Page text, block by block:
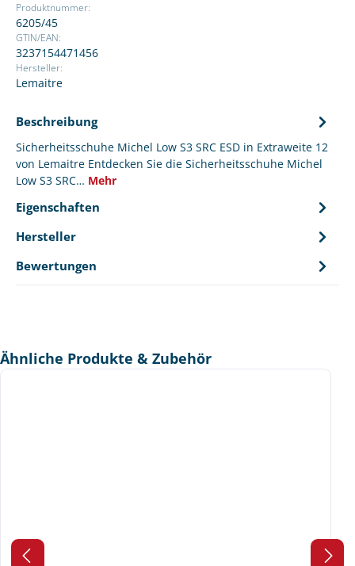
Produktnummer:
6205/45
GTIN/EAN:
3237154471456
Hersteller:
Lemaitre
Beschreibung
Sicherheitsschuhe Michel Low S3 SRC ESD in Extraweite 12
von Lemaitre Entdecken Sie die Sicherheitsschuhe Michel
Low S3 SRC… Mehr
Eigenschaften
Hersteller
Bewertungen
Produktgalerie überspringen
Ähnliche Produkte & Zubehör